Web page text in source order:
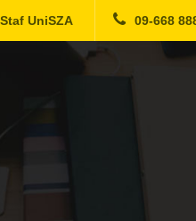
UniSZA 09-668